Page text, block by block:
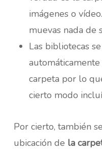
imágenes o
muevas nada de
Las bibliotecas
carpeta por lo
cierto modo
Por cierto, también
ubicación de la